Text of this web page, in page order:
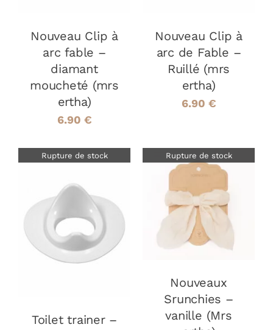
Nouveau Clip à
arc fable –
diamant
moucheté (mrs
ertha)
6.90 €
Nouveau Clip à
arc de Fable –
Ruillé (mrs
ertha)
6.90 €
Rupture de stock
DÉTAILS
Toilet trainer –
Rupture de stock
DÉTAILS
Nouveaux
Srunchies –
vanille (Mrs